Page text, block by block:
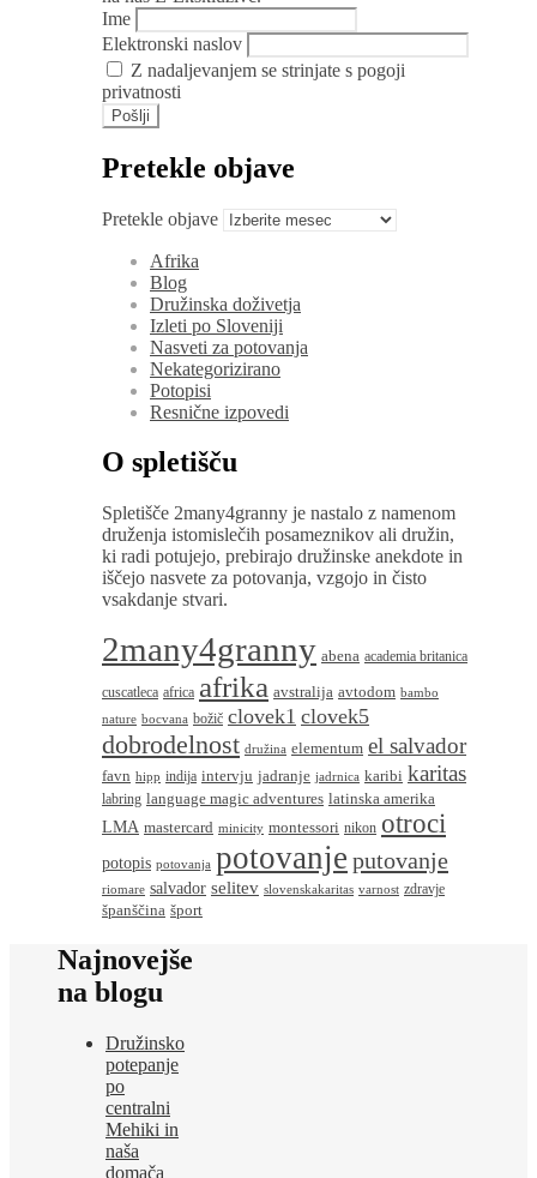
Ime
Elektronski naslov
Z nadaljevanjem se strinjate s pogoji
privatnosti
Pretekle objave
Pretekle objave
Afrika
Blog
Družinska doživetja
Izleti po Sloveniji
Nasveti za potovanja
Nekategorizirano
Potopisi
Resnične izpovedi
O spletišču
Spletišče 2many4granny je nastalo z namenom
druženja istomislečih posameznikov ali družin,
ki radi potujejo, prebirajo družinske anekdote in
iščejo nasvete za potovanja, vzgojo in čisto
vsakdanje stvari.
2many4granny abena academia britanica
cuscatleca africa afrika avstralija avtodom bambo
nature bocvana božič clovek1 clovek5
dobrodelnost družina elementum el salvador
favn hipp indija intervju jadranje jadrnica karibi karitas
labring language magic adventures latinska amerika
LMA mastercard minicity montessori nikon otroci
potopis potovanja potovanje putovanje
riomare salvador selitev slovenskakaritas varnost zdravje
španščina šport
Najnovejše
na blogu
Družinsko
potepanje
po
centralni
Mehiki in
naša
domača